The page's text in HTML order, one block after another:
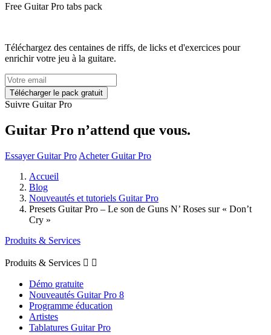
Free Guitar Pro tabs pack
Téléchargez des centaines de riffs, de licks et d'exercices pour
enrichir votre jeu à la guitare.
Suivre Guitar Pro
Guitar Pro n’attend que vous.
Essayer Guitar Pro Acheter Guitar Pro
Accueil
Blog
Nouveautés et tutoriels Guitar Pro
Presets Guitar Pro – Le son de Guns N’ Roses sur « Don’t
Cry »
Produits & Services
Produits & Services  
Démo gratuite
Nouveautés Guitar Pro 8
Programme éducation
Artistes
Tablatures Guitar Pro